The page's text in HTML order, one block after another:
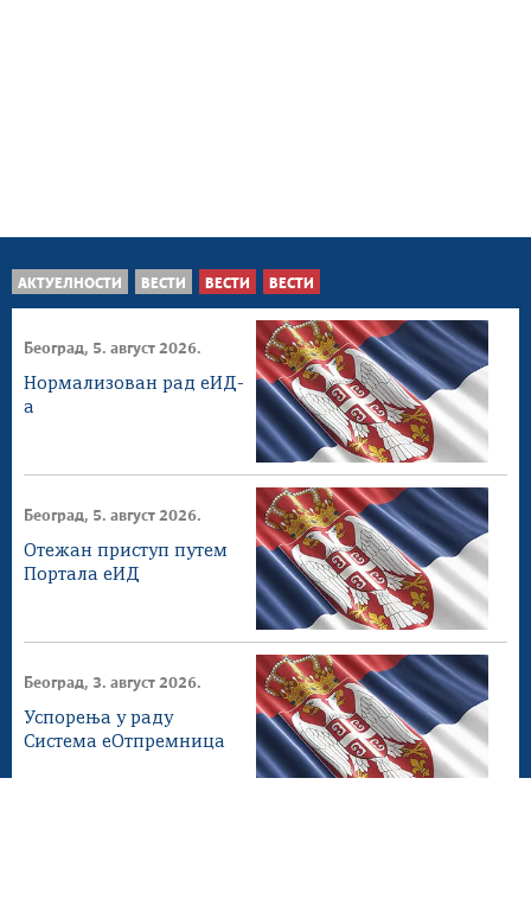
АКТУЕЛНОСТИ ВЕСТИ ВЕСТИ ВЕСТИ
Београд, 5. август 2026.
Нормализован рад еИД-
а
Београд, 5. август 2026.
Отежан приступ путем
Портала еИД
Београд, 3. август 2026.
Успорења у раду
Система еОтпремница